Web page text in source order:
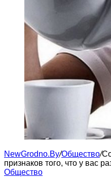
NewGrodno.By/Общество/
признаков того, что у вас
Общество